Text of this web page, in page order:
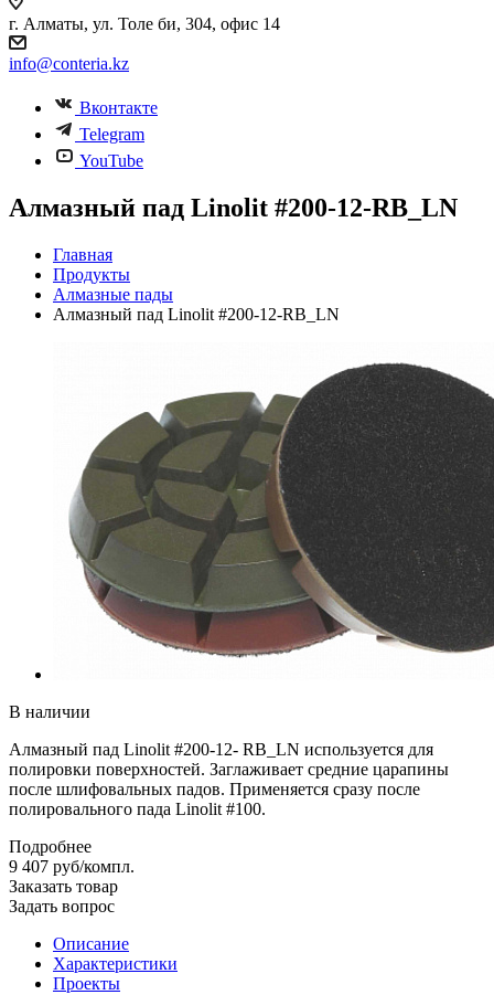
г. Алматы, ул. Толе би, 304, офис 14
info@conteria.kz
Вконтакте
Telegram
YouTube
Алмазный пад Linolit #200-12-RB_LN
Главная
Продукты
Алмазные пады
Алмазный пад Linolit #200-12-RB_LN
В наличии
Алмазный пад Linolit #200-12- RB_LN используется для
полировки поверхностей. Заглаживает средние царапины
после шлифовальных падов. Применяется сразу после
полировального пада Linolit #100.
Подробнее
9 407 руб/компл.
Заказать товар
Задать вопрос
Описание
Характеристики
Проекты